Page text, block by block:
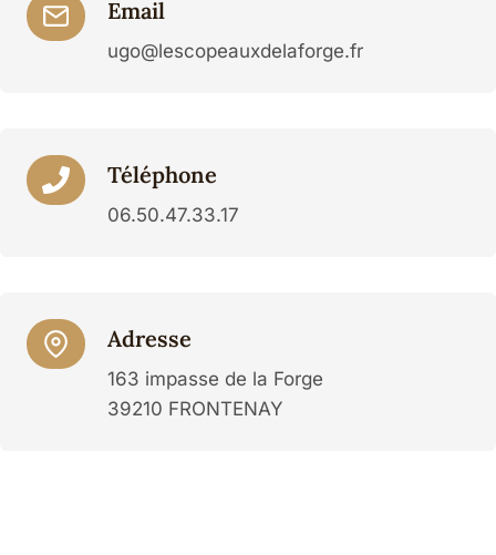
Email
ugo@lescopeauxdelaforge.fr
Téléphone
06.50.47.33.17
Adresse
163 impasse de la Forge
39210 FRONTENAY